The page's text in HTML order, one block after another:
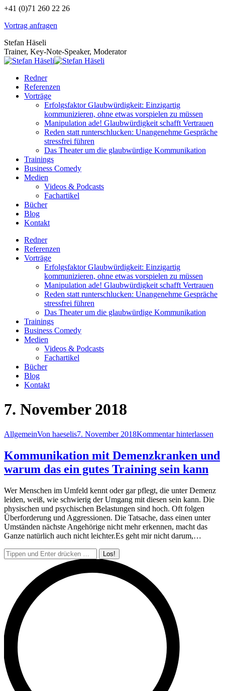
Zum
springen
+41 (0)71 260 22 26
Vortrag anfragen
Stefan Häseli
Trainer, Key-Note-Speaker, Moderator
Redner
Referenzen
Vorträge
Erfolgsfaktor Glaubwürdigkeit: Einzigartig
kommunizieren, ohne etwas vorspielen zu müssen
Manipulation ade! Glaubwürdigkeit schafft Vertrauen
Reden statt runterschlucken: Unangenehme Gespräche
stressfrei führen
Das Theater um die glaubwürdige Kommunikation
Trainings
Business Comedy
Medien
Videos & Podcasts
Fachartikel
Bücher
Blog
Kontakt
Redner
Referenzen
Vorträge
Erfolgsfaktor Glaubwürdigkeit: Einzigartig
kommunizieren, ohne etwas vorspielen zu müssen
Manipulation ade! Glaubwürdigkeit schafft Vertrauen
Reden statt runterschlucken: Unangenehme Gespräche
stressfrei führen
Das Theater um die glaubwürdige Kommunikation
Trainings
Business Comedy
Medien
Videos & Podcasts
Fachartikel
Bücher
Blog
Kontakt
7. November 2018
AllgemeinVon haeselis7. November 2018Kommentar hinterlassen
Kommunikation mit Demenzkranken und
warum das ein gutes Training sein kann
Wer Menschen im Umfeld kennt oder gar pflegt, die unter Demenz
leiden, weiß, wie schwierig der Umgang mit diesen sein kann. Die
physischen und psychischen Belastungen sind hoch. Oft folgen
Überforderung und Aggressionen. Die Tatsache, dass einen unter
Umständen nächste Angehörige nicht mehr erkennen, macht das
Ganze natürlich auch nicht leichter.Es geht mir nicht darum,…
Search: